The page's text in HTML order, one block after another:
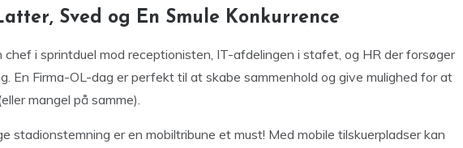
Sved og En Smule Konkurrence
chef i sprintduel mod receptionisten, IT-afdelingen i stafet, og HR der forsøger
En Firma-OL-dag er perfekt til at skabe sammenhold og give mulighed for at
mangel på samme).
stadionstemning er en mobiltribune et must! Med mobile tilskuerpladser kan